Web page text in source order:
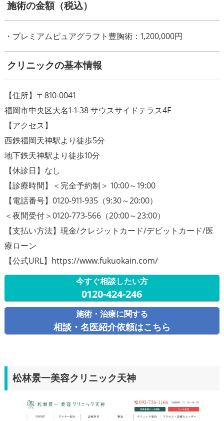
施術の金額（税込）
・プレミアムピュアグラフト豊胸術：1,200,000円
クリニックの基本情報
【住所】〒810-0041
福岡市中央区大名1-1-38 サウスサイドテラス4F
【アクセス】
西鉄福岡天神駅より徒歩5分
地下鉄天神駅より徒歩10分
【休診日】なし
【診療時間】＜完全予約制＞ 10:00～19:00
【電話番号】0120-911-935（9:30～20:00）
＜夜間受付＞0120-773-566（20:00～23:00）
【支払い方法】現金/クレジットカード/デビットカード/医
療ローン
【公式URL】https://www.fukuokain.com/
今すぐ相談したい方
0120-424-246
施術・治療に関する
相談・名医紹介依頼はこちら
松林景一美容クリニック天神